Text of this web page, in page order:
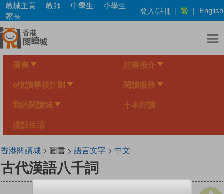
Skip
main
content
教城主頁 教師 中學生
小學生
家長
登入/註冊 | 繁 | English
圖書 好書推介
e悅讀學校計劃 閱讀服務
我的閱讀城 十本好讀
漫話生活
香港閱讀城> 圖書 > 語言文字> 中文
古代漢語八千詞